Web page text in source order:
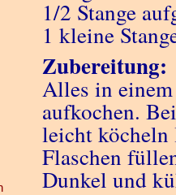
1/2 Stange
1 kleine
Zubereitung:
Alles in
aufkochen.
leicht köcheln
Flaschen
Dunkel und